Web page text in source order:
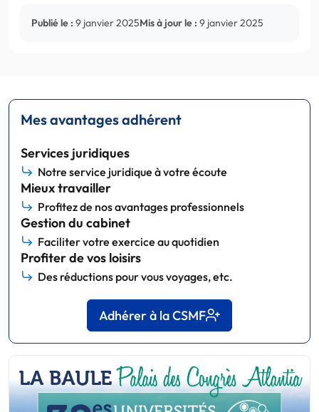
Publié le : 9 janvier 2025Mis à jour le : 9 janvier 2025
Mes avantages adhérent
Services juridiques
Notre service juridique à votre écoute
Mieux travailler
Profitez de nos avantages professionnels
Gestion du cabinet
Faciliter votre exercice au quotidien
Profiter de vos loisirs
Des réductions pour vous voyages, etc.
Adhérer à la CSMF